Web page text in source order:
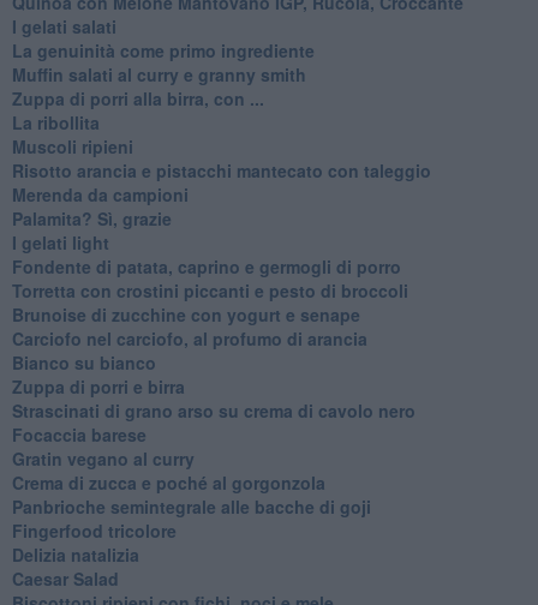
I gelati salati
La genuinità come primo ingrediente
Muffin salati al curry e granny smith
Zuppa di porri alla birra, con ...
La ribollita
Muscoli ripieni
Risotto arancia e pistacchi mantecato con taleggio
Merenda da campioni
Palamita? Sì, grazie
I gelati light
Fondente di patata, caprino e germogli di porro
Torretta con crostini piccanti e pesto di broccoli
Brunoise di zucchine con yogurt e senape
Carciofo nel carciofo, al profumo di arancia
Bianco su bianco
Zuppa di porri e birra
Strascinati di grano arso su crema di cavolo nero
Focaccia barese
Gratin vegano al curry
Crema di zucca e poché al gorgonzola
Panbrioche semintegrale alle bacche di goji
Fingerfood tricolore
Delizia natalizia
Caesar Salad